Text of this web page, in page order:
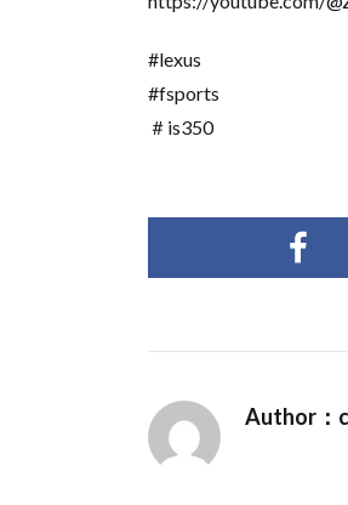
#lexus
#fsports
＃is350
Author：